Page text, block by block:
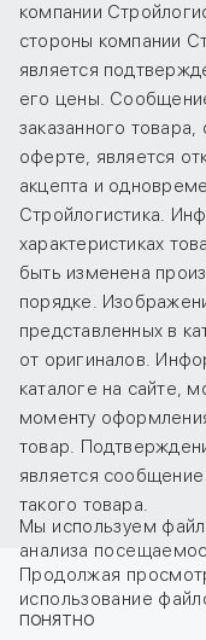
компании
стороны компании
является
его цены.
заказанного
оферте, является
акцепта и
Стройлогистика.
характеристиках
быть изменена
порядке.
представленных в
от оригиналов.
каталоге на сайте,
моменту
товар.
является
такого товара.
Мы используем
анализа
Продолжая
использование
ПОНЯТНО